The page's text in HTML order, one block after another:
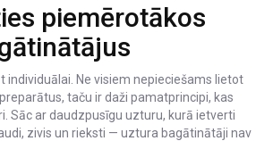
piemērotākos
individuālai. Ne visiem nepieciešams lietot
taču ir daži pamatprincipi, kas
Sāc ar daudzpusīgu uzturu, kurā ietverti
zivis un rieksti — uztura bagātinātāji nav